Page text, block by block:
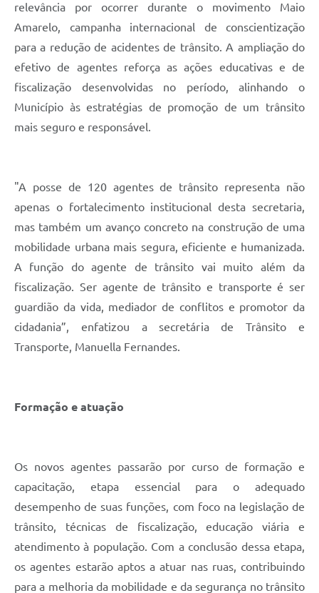
relevância por ocorrer durante o movimento Maio
Amarelo, campanha internacional de conscientização
para a redução de acidentes de trânsito. A ampliação do
efetivo de agentes reforça as ações educativas e de
fiscalização desenvolvidas no período, alinhando o
Município às estratégias de promoção de um trânsito
mais seguro e responsável.
"A posse de 120 agentes de trânsito representa não
apenas o fortalecimento institucional desta secretaria,
mas também um avanço concreto na construção de uma
mobilidade urbana mais segura, eficiente e humanizada.
A função do agente de trânsito vai muito além da
fiscalização. Ser agente de trânsito e transporte é ser
guardião da vida, mediador de conflitos e promotor da
cidadania”, enfatizou a secretária de Trânsito e
Transporte, Manuella Fernandes.
Formação e atuação
Os novos agentes passarão por curso de formação e
capacitação, etapa essencial para o adequado
desempenho de suas funções, com foco na legislação de
trânsito, técnicas de fiscalização, educação viária e
atendimento à população. Com a conclusão dessa etapa,
os agentes estarão aptos a atuar nas ruas, contribuindo
para a melhoria da mobilidade e da segurança no trânsito